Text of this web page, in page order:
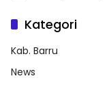
Kategori
Kab. Barru
News